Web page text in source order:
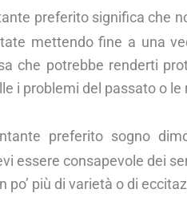
preferito significa che
mettendo fine a una
che potrebbe renderti
i problemi del passato o le
preferito sogno
essere consapevole dei
po’ più di varietà o di